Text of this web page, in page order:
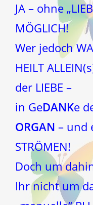
JA – ohne
MÖGLICH!
Wer jedoch
HEILT
der LIEBE –
in GeDANKe
ORGAN – und
STRÖMEN!
Doch um
Ihr nicht um